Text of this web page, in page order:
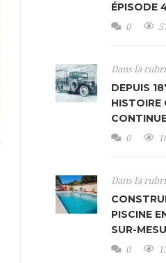
ÉPISODE
0
Dans la
DEPUIS
HISTOIRE
0
Dans la
PISCINE
SUR-
0